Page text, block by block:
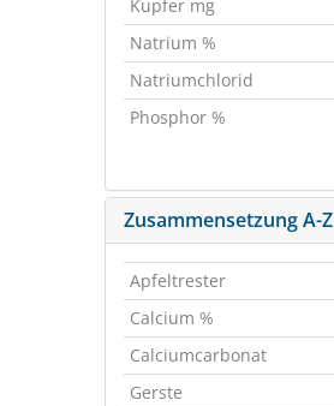
Kupfer mg
Natrium %
Natriumchlorid
Phosphor %
Zusammensetzung A-Z
Apfeltrester
Calcium %
Calciumcarbonat
Gerste